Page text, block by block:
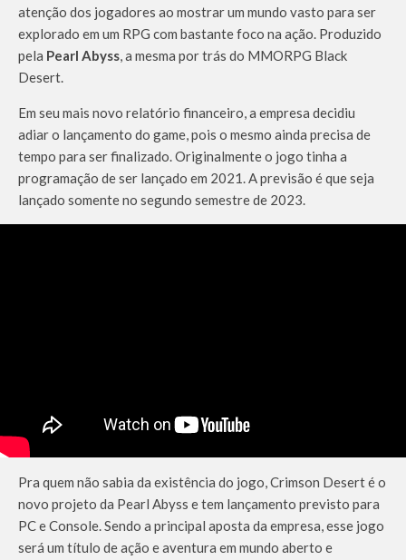
atenção dos jogadores ao mostrar um mundo vasto para ser
explorado em um RPG com bastante foco na ação. Produzido
pela Pearl Abyss, a mesma por trás do MMORPG Black
Desert.
Em seu mais novo relatório financeiro, a empresa decidiu
adiar o lançamento do game, pois o mesmo ainda precisa de
tempo para ser finalizado. Originalmente o jogo tinha a
programação de ser lançado em 2021. A previsão é que seja
lançado somente no segundo semestre de 2023.
Pra quem não sabia da existência do jogo, Crimson Desert é o
novo projeto da Pearl Abyss e tem lançamento previsto para
PC e Console. Sendo a principal aposta da empresa, esse jogo
será um título de ação e aventura em mundo aberto e